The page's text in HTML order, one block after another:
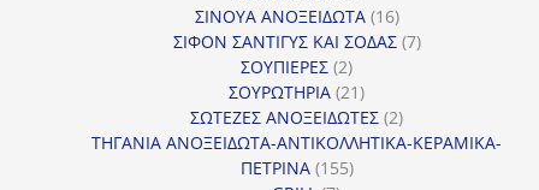
προϊόντα
ΣΙΝΟΥΑ ΑΝΟΞΕΙΔΩΤΑ 1616
προϊόντα
ΣΙΦΟΝ ΣΑΝΤΙΓΥΣ ΚΑΙ ΣΟΔΑΣ 77
ΣΟΥΠΙΕΡΕΣ 22
προϊόντα
ΣΟΥΡΩΤΗΡΙΑ 2121
προϊόντα
ΣΩΤΕΖΕΣ ΑΝΟΞΕΙΔΩΤΕΣ 22
προϊόντα
ΤΗΓΑΝΙΑ ΑΝΟΞΕΙΔΩΤΑ-ΑΝΤΙΚΟΛΛΗΤΙΚΑ-ΚΕΡΑΜΙΚΑ-
ΠΕΤΡΙΝΑ 155155